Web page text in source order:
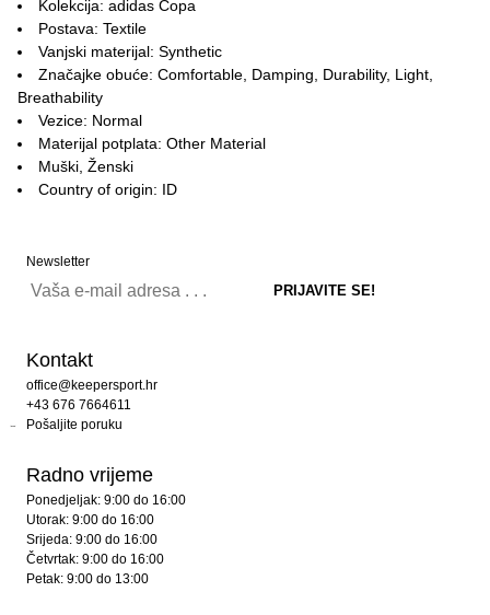
Kolekcija: adidas Copa
Postava: Textile
Vanjski materijal: Synthetic
Značajke obuće: Comfortable, Damping, Durability, Light,
Breathability
Vezice: Normal
Materijal potplata: Other Material
Muški, Ženski
Country of origin: ID
Newsletter
Kontakt
office@keepersport.hr
+43 676 7664611
Pošaljite poruku
Radno vrijeme
Ponedjeljak: 9:00 do 16:00
Utorak: 9:00 do 16:00
Srijeda: 9:00 do 16:00
Četvrtak: 9:00 do 16:00
Petak: 9:00 do 13:00